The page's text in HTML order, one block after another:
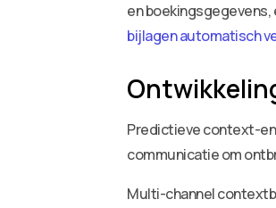
en
bijlagen automatisch
Predictieve context-
communicatie om
Multi-channel